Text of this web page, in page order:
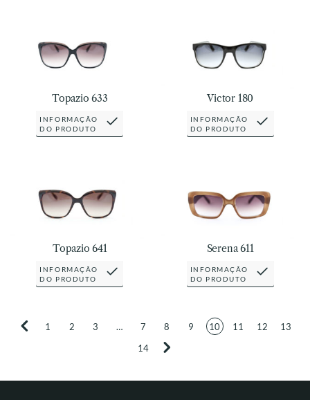
Topazio 633
INFORMAÇÃO
DO PRODUTO
Victor 180
INFORMAÇÃO
DO PRODUTO
Topazio 641
INFORMAÇÃO
DO PRODUTO
Serena 611
INFORMAÇÃO
DO PRODUTO
1 2 3 … 7 8 9 10 11 12
13
14